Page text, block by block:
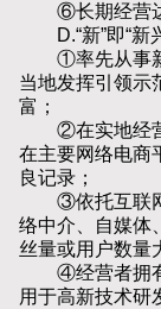
⑥长期经营达
D.“新”即“新
①率先从事新
当地发挥引领示
富；
②在实地经营
在主要网络电商
良记录；
③依托互联网
络中介、自媒体
丝量或用户数量
④经营者拥有
用于高新技术研